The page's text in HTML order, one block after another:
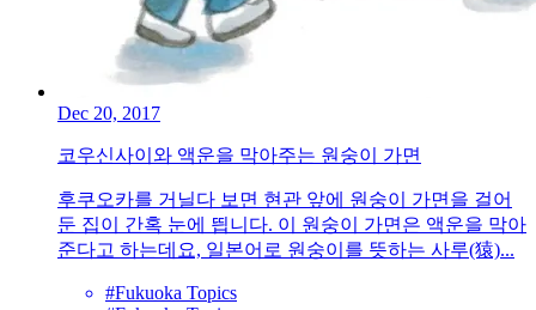
Dec 20, 2017
코우신사이와 액운을 막아주는 원숭이 가면
후쿠오카를 거닐다 보면 현관 앞에 원숭이 가면을 걸어
둔 집이 간혹 눈에 띕니다. 이 원숭이 가면은 액운을 막아
준다고 하는데요, 일본어로 원숭이를 뜻하는 사루(猿)...
#Fukuoka Topics